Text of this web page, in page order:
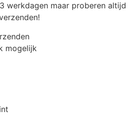
werkdagen maar proberen altijd
mogelijk